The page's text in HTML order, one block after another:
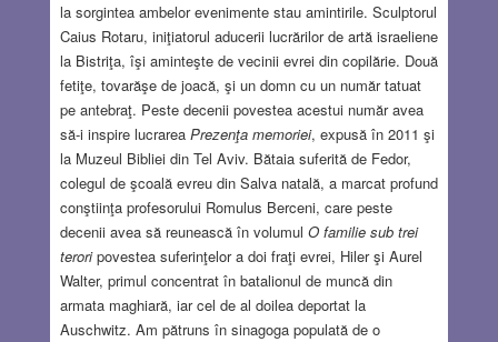
la sorgintea ambelor evenimente stau amintirile. Sculptorul
Caius Rotaru, iniţiatorul aducerii lucrărilor de artă israeliene
la Bistriţa, îşi aminteşte de vecinii evrei din copilărie. Două
fetiţe, tovarăşe de joacă, şi un domn cu un număr tatuat
pe antebraţ. Peste decenii povestea acestui număr avea
să-i inspire lucrarea Prezenţa memoriei, expusă în 2011 şi
la Muzeul Bibliei din Tel Aviv. Bătaia suferită de Fedor,
colegul de şcoală evreu din Salva natală, a marcat profund
conştiinţa profesorului Romulus Berceni, care peste
decenii avea să reunească în volumul O familie sub trei
teroripovestea suferinţelor a doi fraţi evrei, Hiler şi Aurel
Walter, primul concentrat în batalionul de muncă din
armata maghiară, iar cel de al doilea deportat la
Auschwitz. Am pătruns în sinagoga populată de o